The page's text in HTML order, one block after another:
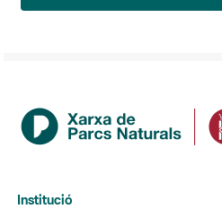
Institució